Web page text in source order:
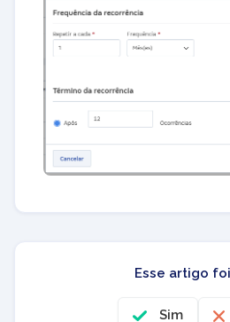
Esse artigo
Sim